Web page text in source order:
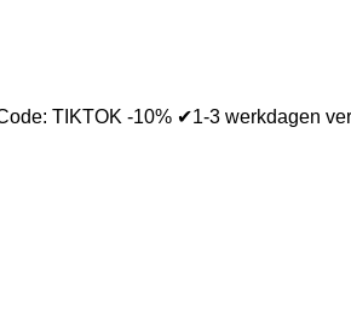
TIKTOK -10% ✔1-3 werkdagen